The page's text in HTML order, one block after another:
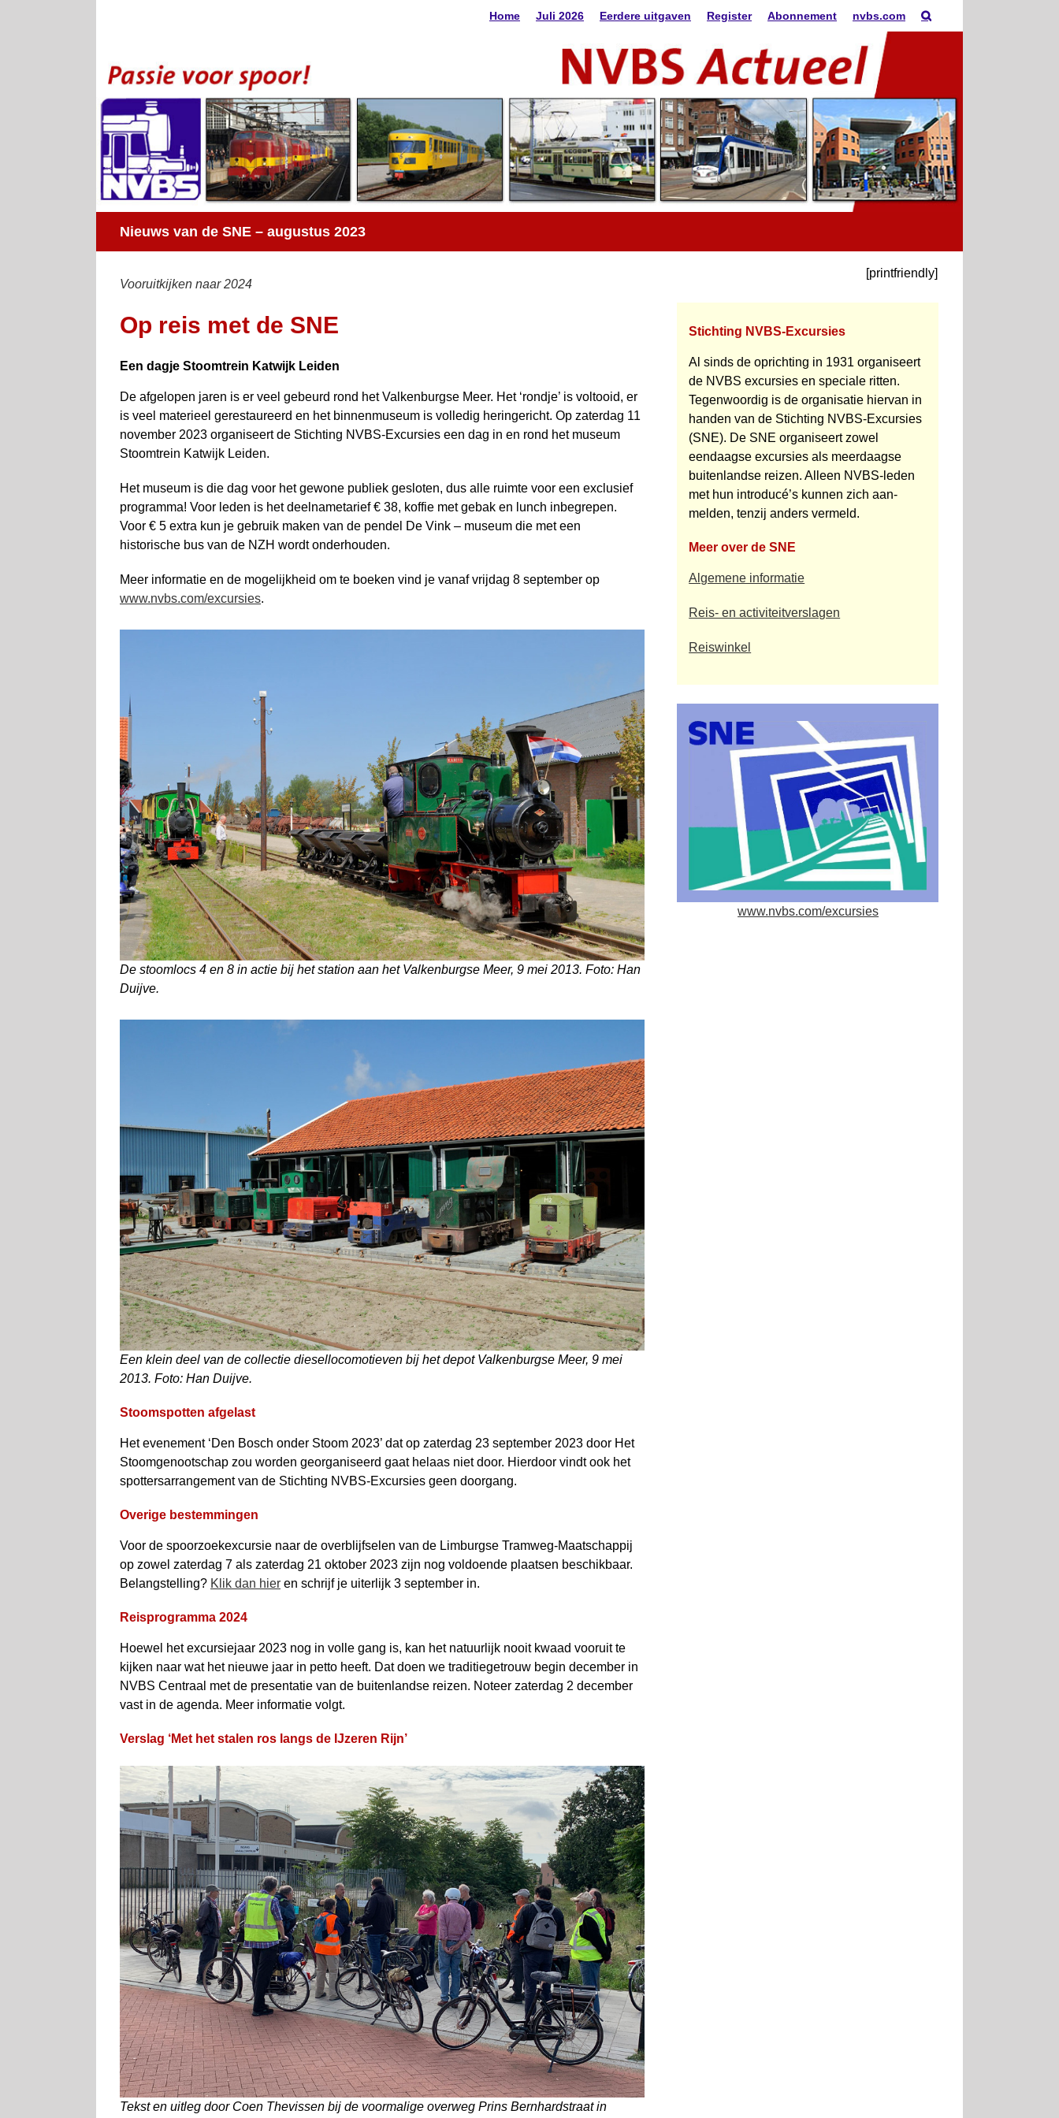
Home Juli 2026 Eerdere uitgaven Register Abonnement nvbs.com
Nieuws van de SNE – augustus 2023
Vooruitkijken naar 2024
Op reis met de SNE
Een dagje Stoomtrein Katwijk Leiden
De afgelopen jaren is er veel gebeurd rond het Valkenburgse Meer. Het ‘rondje’ is voltooid, er
is veel materieel gerestaureerd en het binnenmuseum is volledig heringericht. Op zaterdag 11
november 2023 organiseert de Stichting NVBS-Excursies een dag in en rond het museum
Stoomtrein Katwijk Leiden.
Het museum is die dag voor het gewone publiek gesloten, dus alle ruimte voor een exclusief
programma! Voor leden is het deelnametarief € 38, koffie met gebak en lunch inbegrepen.
Voor € 5 extra kun je gebruik maken van de pendel De Vink – museum die met een
historische bus van de NZH wordt onderhouden.
Meer informatie en de moge­lijkheid om te boeken vind je vanaf vrijdag 8 september op
www.nvbs.com/excursies.
De stoomlocs 4 en 8 in actie bij het station aan het Valkenburgse Meer, 9 mei 2013. Foto: Han
Duijve.
Een klein deel van de collectie diesellocomotieven bij het depot Valkenburgse Meer, 9 mei
2013. Foto: Han Duijve.
Stoomspotten afgelast
Het evenement ‘Den Bosch onder Stoom 2023’ dat op zaterdag 23 september 2023 door Het
Stoomgenootschap zou worden georganiseerd gaat helaas niet door. Hierdoor vindt ook het
spottersarrangement van de Stichting NVBS-Excursies geen doorgang.
Overige bestemmingen
Voor de spoorzoekexcursie naar de overblijfselen van de Limburgse Tramweg-Maatschappij
op zowel zaterdag 7 als zaterdag 21 oktober 2023 zijn nog voldoende plaatsen beschikbaar.
Belangstelling? Klik dan hier en schrijf je uiterlijk 3 september in.
Reisprogramma 2024
Hoewel het excursiejaar 2023 nog in volle gang is, kan het natuurlijk nooit kwaad vooruit te
kijken naar wat het nieuwe jaar in petto heeft. Dat doen we traditie­getrouw begin december in
NVBS Centraal met de presentatie van de buiten­landse reizen. Noteer zaterdag 2 december
vast in de agenda. Meer informatie volgt.
Verslag ‘Met het stalen ros langs de IJzeren Rijn’
Tekst en uitleg door Coen Thevissen bij de voormalige overweg Prins Bernhard­straat in
[printfriendly]
Stichting NVBS-Excursies
Al sinds de oprichting in 1931 organiseert
de NVBS excursies en speciale ritten.
Tegenwoordig is de organisatie hiervan in
handen van de Stichting NVBS-Excursies
(SNE). De SNE organiseert zowel
eendaagse excursies als meerdaagse
buiten­landse reizen. Alleen NVBS-leden
met hun introducé’s kunnen zich aan­
melden, tenzij anders vermeld.
Meer over de SNE
Algemene informatie
Reis- en activiteitverslagen
Reiswinkel
www.nvbs.com/excursies